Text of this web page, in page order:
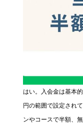
はい。入会金は基本
円の範囲で設定され
ンやコースで半額、